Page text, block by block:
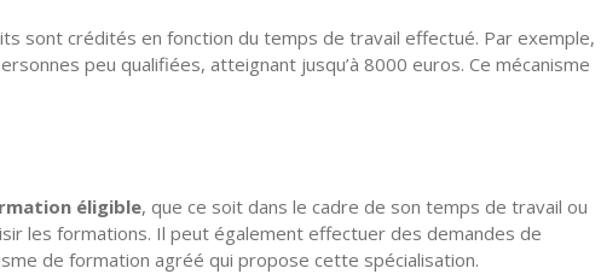
sont crédités en fonction du temps de travail effectué. Par exemple,
peu qualifiées, atteignant jusqu’à 8000 euros. Ce mécanisme
éligible, que ce soit dans le cadre de son temps de travail ou
les formations. Il peut également effectuer des demandes de
de formation agréé qui propose cette spécialisation.